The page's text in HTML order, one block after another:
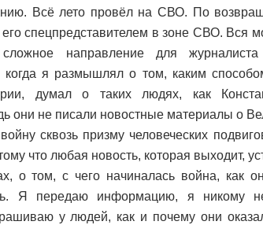
Всё лето провёл на СВО. По
его спецпредставителем в зоне СВО. Вся
направление для
когда я размышлял о том, каким
думал о таких людях, как
они не писали новостные материалы о
сквозь призму человеческих
что любая новость, которая выходит,
о том, с чего начиналась война, как
Я передаю информацию, я никому
у людей, как и почему они